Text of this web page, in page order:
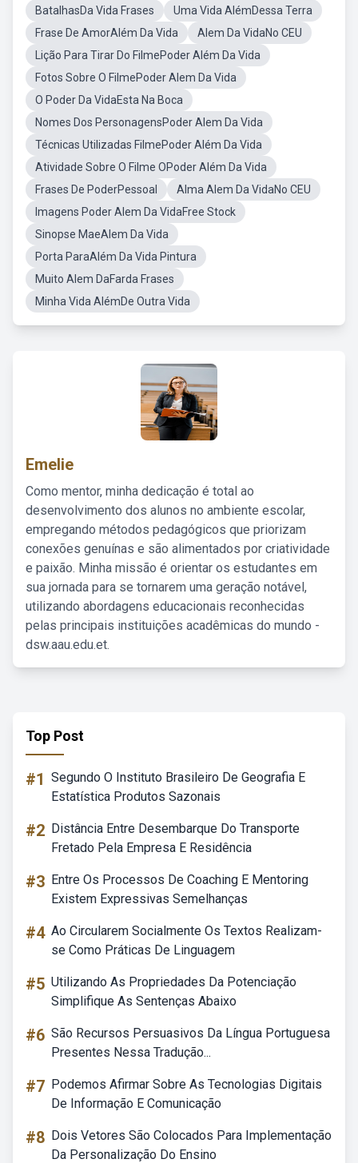
BatalhasDa Vida Frases
Uma Vida AlémDessa Terra
Frase De AmorAlém Da Vida
Alem Da VidaNo CEU
Lição Para Tirar Do FilmePoder Além Da Vida
Fotos Sobre O FilmePoder Alem Da Vida
O Poder Da VidaEsta Na Boca
Nomes Dos PersonagensPoder Alem Da Vida
Técnicas Utilizadas FilmePoder Além Da Vida
Atividade Sobre O Filme OPoder Além Da Vida
Frases De PoderPessoal
Alma Alem Da VidaNo CEU
Imagens Poder Alem Da VidaFree Stock
Sinopse MaeAlem Da Vida
Porta ParaAlém Da Vida Pintura
Muito Alem DaFarda Frases
Minha Vida AlémDe Outra Vida
Emelie
Como mentor, minha dedicação é total ao
desenvolvimento dos alunos no ambiente escolar,
empregando métodos pedagógicos que priorizam
conexões genuínas e são alimentados por criatividade
e paixão. Minha missão é orientar os estudantes em
sua jornada para se tornarem uma geração notável,
utilizando abordagens educacionais reconhecidas
pelas principais instituições acadêmicas do mundo -
dsw.aau.edu.et.
Top Post
#1 Segundo O Instituto Brasileiro De Geografia E
Estatística Produtos Sazonais
#2 Distância Entre Desembarque Do Transporte
Fretado Pela Empresa E Residência
#3 Entre Os Processos De Coaching E Mentoring
Existem Expressivas Semelhanças
#4 Ao Circularem Socialmente Os Textos Realizam-
se Como Práticas De Linguagem
#5 Utilizando As Propriedades Da Potenciação
Simplifique As Sentenças Abaixo
#6 São Recursos Persuasivos Da Língua Portuguesa
Presentes Nessa Tradução...
#7 Podemos Afirmar Sobre As Tecnologias Digitais
De Informação E Comunicação
#8 Dois Vetores São Colocados Para Implementação
Da Personalização Do Ensino